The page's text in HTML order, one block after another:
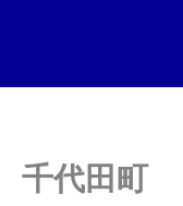
千代田町